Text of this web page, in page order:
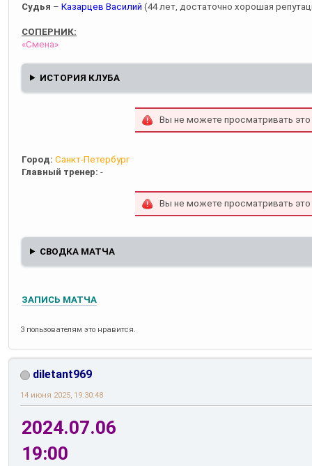
Судья – Казарцев Василий (44 лет, достаточно хорошая
СОПЕРНИК:
«Смена»
ИСТОРИЯ КЛУБА
Вы не можете просматривать
Город: Санкт-Петербург
Главный тренер: -
Вы не можете просматривать
СВОДКА МАТЧА
ЗАПИСЬ МАТЧА
3 пользователям это нравится.
diletant969
14 июня 2025, 19:30:48
2024.07.06
19:00